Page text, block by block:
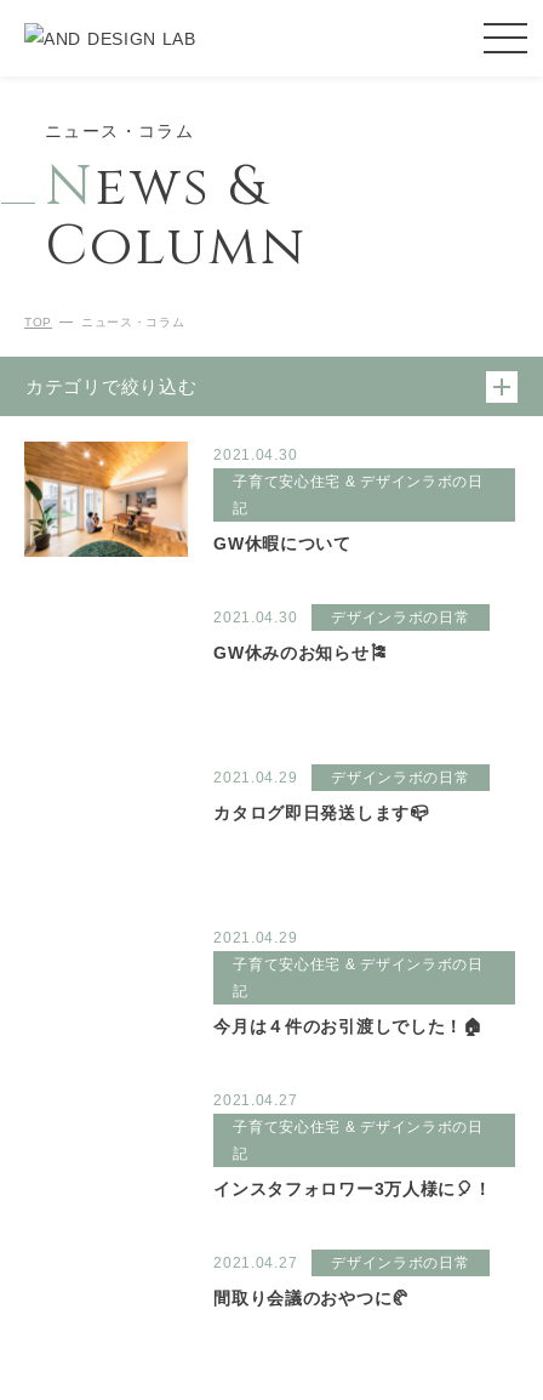
ニュース・コラム
News &
Column
TOP ニュース・コラム
カテゴリで絞り込む
2021.04.30
子育て安心住宅 & デザインラボの日
記
GW休暇について
2021.04.30 デザインラボの日常
GW休みのお知らせ🎏
2021.04.29 デザインラボの日常
カタログ即日発送します📪
2021.04.29
子育て安心住宅 & デザインラボの日
記
今月は４件のお引渡しでした！🏠
2021.04.27
子育て安心住宅 & デザインラボの日
記
インスタフォロワー3万人様に🎈！
2021.04.27 デザインラボの日常
間取り会議のおやつに🥐